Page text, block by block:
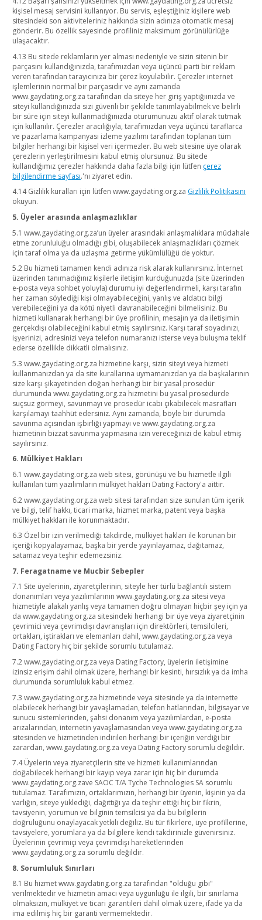
kişisel mesaj servisini kullanıyor. Bu servis, eşleştiğiniz kişilere web
sitesindeki son aktiviteleriniz hakkında sizin adınıza otomatik mesaj
gönderir. Bu özellik sayesinde profiliniz maksimum görünülürlüğe
ulaşacaktır.
4.13 Bu sitede reklamların yer alması nedeniyle ve sizin sitenin bir
parçasını kullandığınızda, tarafımızdan veya üçüncü parti bir reklam
veren tarafından tarayıcınıza bir çerez koyulabilir. Çerezler internet
işlemlerinin normal bir parçasıdır ve aynı zamanda
www.gaydating.org.za tarafından da siteye her giriş yaptığıınızda ve
siteyi kullandığınızda sizi güvenli bir şekilde tanımlayabilmek ve belirli
bir süre için siteyi kullanmadığınızda oturumunuzu aktif olarak tutmak
için kullanılır. Çerezler aracılığıyla, tarafımızdan veya üçüncü taraflarca
ve pazarlama kampanyası izleme yazılımı tarafından toplanan tüm
bilgiler herhangi bir kişisel veri içermezler. Bu web sitesine üye olarak
çerezlerin yerleştirilmesini kabul etmiş olursunuz. Bu sitede
kullandığımız çerezler hakkında daha fazla bilgi için lütfen çerez
bilgilendirme sayfası.'nı ziyaret edin.
4.14 Gizlilik kuralları için lütfen www.gaydating.org.za Gizlilik Politikasını
okuyun.
5. Üyeler arasında anlaşmazlıklar
5.1 www.gaydating.org.za’un üyeler arasındaki anlaşmalıklara müdahale
etme zorunluluğu olmadığı gibi, oluşabilecek anlaşmazlıkları çözmek
için taraf olma ya da uzlaşma getirme yükümlülüğü de yoktur.
5.2 Bu hizmeti tamamen kendi adınıza risk alarak kullanırsınız. İnternet
üzerinden tanımadığınız kişilerle iletişim kurduğunuzda (site üzerinden
e-posta veya sohbet yoluyla) durumu iyi değerlendirmeli, karşı tarafın
her zaman söylediği kişi olmayabileceğini, yanlış ve aldatıcı bilgi
verebileceğini ya da kötü niyetli davranabileceğini bilmelisiniz. Bu
hizmeti kullanarak herhangi bir üye profilinin, mesajın ya da iletişimin
gerçekdışı olabileceğini kabul etmiş sayılırsınız. Karşı taraf soyadınızı,
işyerinizi, adresinizi veya telefon numaranızı isterse veya buluşma teklif
ederse özellikle dikkatli olmalısınız.
5.3 www.gaydating.org.za hizmetine karşı, sizin siteyi veya hizmeti
kullanmanızdan ya da site kurallarına uymamanızdan ya da başkalarının
size karşı şikayetinden doğan herhangi bir bir yasal prosedür
durumunda www.gaydating.org.za hizmetini bu yasal prosedürde
suçsuz görmeyi, savunmayı ve prosedür icabı çıkabilecek masrafları
karşılamayı taahhüt edersiniz. Aynı zamanda, böyle bir durumda
savunma açısından işbirliği yapmayı ve www.gaydating.org.za
hizmetinin bizzat savunma yapmasına izin vereceğinizi de kabul etmiş
sayılırsınız.
6. Mülkiyet Hakları
6.1 www.gaydating.org.za web sitesi, görünüşü ve bu hizmetle ilgili
kullanılan tüm yazılımların mülkiyet hakları Dating Factory'a aittir.
6.2 www.gaydating.org.za web sitesi tarafından size sunulan tüm içerik
ve bilgi, telif hakkı, ticari marka, hizmet marka, patent veya başka
mülkiyet hakkları ile korunmaktadır.
6.3 Özel bir izin verilmediği takdirde, mülkiyet hakları ile korunan bir
içeriği kopyalayamaz, başka bir yerde yayınlayamaz, dağıtamaz,
satamaz veya teşhir edemezsiniz.
7. Feragatname ve Mucbir Sebepler
7.1 Site üyelerinin, ziyaretçilerinin, siteyle her türlü bağlantılı sistem
donanımları veya yazılımlarının www.gaydating.org.za sitesi veya
hizmetiyle alakalı yanlış veya tamamen doğru olmayan hiçbir şey için ya
da www.gaydating.org.za sitesindeki herhangi bir üye veya ziyaretçinin
çevrimici veya çevrimdışı davranışları için direktörleri, temsilcileri,
ortakları, iştirakları ve elemanları dahil, www.gaydating.org.za veya
Dating Factory hiç bir şekilde sorumlu tutulamaz.
7.2 www.gaydating.org.za veya Dating Factory, üyelerin iletişimine
izinsiz erişim dahil olmak üzere, herhangi bir kesinti, hırsızlık ya da imha
durumunda sorumluluk kabul etmez.
7.3 www.gaydating.org.za hizmetinde veya sitesinde ya da internette
olabilecek herhangi bir yavaşlamadan, telefon hatlarından, bilgisayar ve
sunucu sistemlerinden, şahsi donanım veya yazılımlardan, e-posta
arızalarından, internetin yavaşlamasından veya www.gaydating.org.za
sitesinden ve hizmetinden indirilen herhangi bir içeriğin verdiği bir
zarardan, www.gaydating.org.za veya Dating Factory sorumlu değildir.
7.4 Üyelerin veya ziyaretçilerin site ve hizmeti kullanımlarından
doğabilecek herhangi bir kayıp veya zarar için hiç bir durumda
www.gaydating.org.zave SAOC T/A Tyche Technologies SA sorumlu
tutulamaz. Tarafımızın, ortaklarımızın, herhangi bir üyenin, kişinin ya da
varlığın, siteye yüklediği, dağıttığı ya da teşhir ettiği hiç bir fikrin,
tavsiyenin, yorumun ve bilginin temsilcisi ya da bu bilgilerin
doğruluğunu onaylayacak yetkili değiliz. Bu tür fikirlere, üye profillerine,
tavsiyelere, yorumlara ya da bilgilere kendi takdirinizle güvenirsiniz.
Üyelerinin çevrimiçi veya çevrimdışı hareketlerinden
www.gaydating.org.za sorumlu değildir.
8. Sorumluluk Sınırları
8.1 Bu hizmet www.gaydating.org.za tarafından "olduğu gibi"
verilmektedir ve hizmetin amacı veya uygunluğu ile ilgili, bir sınırlama
olmaksızın, mülkiyet ve ticari garantileri dahil olmak üzere, ifade ya da
ima edilmiş hiç bir garanti vermemektedir.